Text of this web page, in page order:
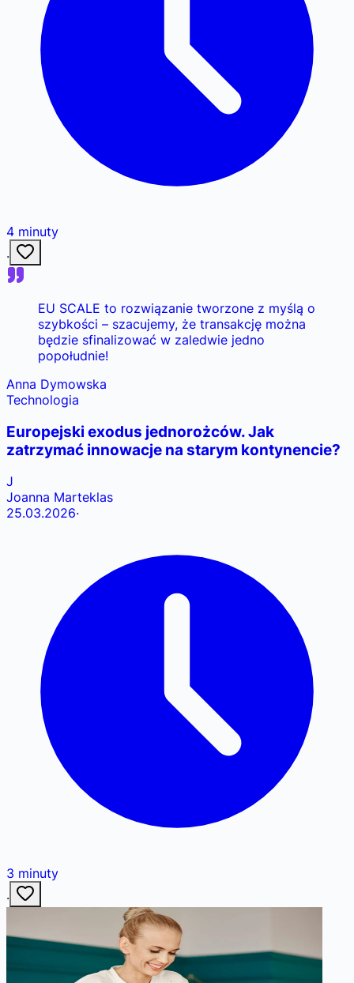
4 minuty
·
EU SCALE to rozwiązanie tworzone z myślą o
szybkości – szacujemy, że transakcję można
będzie sfinalizować w zaledwie jedno
popołudnie!
Anna Dymowska
Technologia
Europejski exodus jednorożców. Jak
zatrzymać innowacje na starym kontynencie?
J
Joanna Marteklas
25.03.2026·
3 minuty
·